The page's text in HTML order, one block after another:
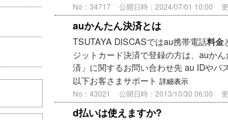
No：34717 公開日時：2024/07/01 10:00
auかんたん決済とは
TSUTAYA DISCASではau携帯電話料金
ジットカード決済で登録の方は、auか
済」に関するお問い合わせ先 au IDやパ
以下お客さまサポート 詳細表示
No：43021 公開日時：2013/10/30 06:00
d払いは使えますか?